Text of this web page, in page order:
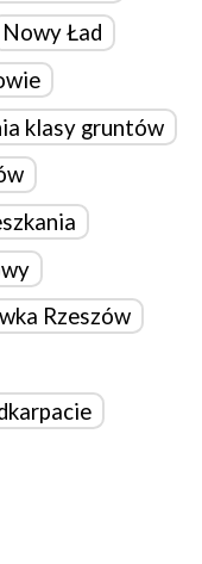
Nowy Ład
klasy gruntów
Rzeszów